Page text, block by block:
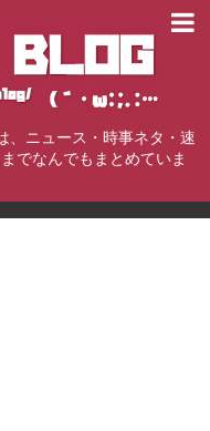
、ニュース・時事ネタ・速
でなんでもまとめていま